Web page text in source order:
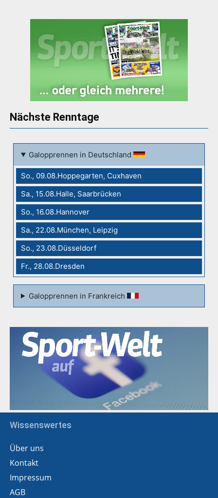
Nächste Renntage
Galopprennen in Deutschland
So., 09.08.Hoppegarten, Cuxhaven
Sa., 15.08.Halle, Saarbrücken
So., 16.08.Hannover
Sa., 22.08.München, Leipzig
So., 23.08.Düsseldorf
Fr., 28.08.Dresden
Galopprennen in Frankreich
Wissenswertes
Über uns
Kontakt
Impressum
AGB